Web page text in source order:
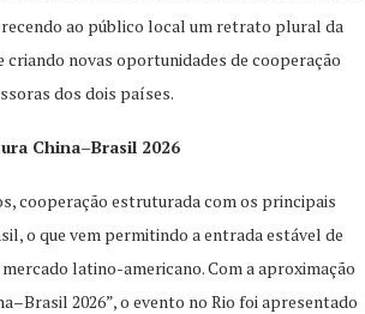
ao público local um retrato plural da
criando novas oportunidades de cooperação
dos dois países.
China–Brasil 2026
cooperação estruturada com os principais
o que vem permitindo a entrada estável de
latino-americano. Com a aproximação
2026”, o evento no Rio foi apresentado